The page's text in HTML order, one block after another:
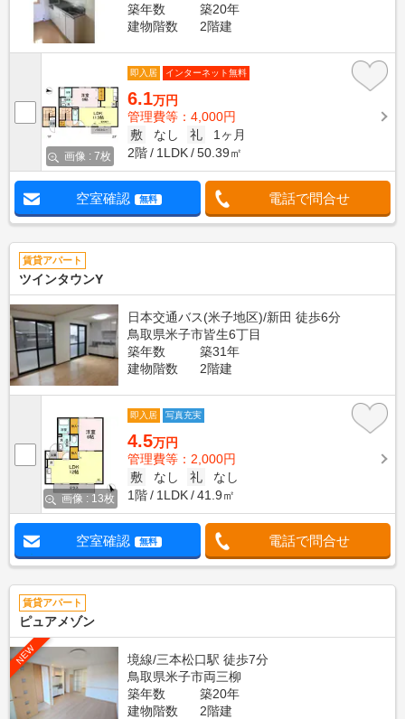
築年数
築20年
建物階数
2階建
画像 : 7枚
即入居 インターネット無料
6.1万円
管理費等：4,000円
敷
なし 礼
1ヶ月
2階
1LDK 50.39㎡
空室確認 無料 電話で問合せ
賃貸アパート
ツインタウンY
日本交通バス(米子地区)/新田 徒歩6分
鳥取県米子市皆生6丁目
築年数
築31年
建物階数
2階建
画像 : 13枚
即入居 写真充実
4.5万円
管理費等：2,000円
敷
なし 礼
なし
1階
1LDK 41.9㎡
空室確認 無料 電話で問合せ
賃貸アパート
ピュアメゾン
NEW
境線/三本松口駅 徒歩7分
鳥取県米子市両三柳
築年数
築20年
建物階数
2階建